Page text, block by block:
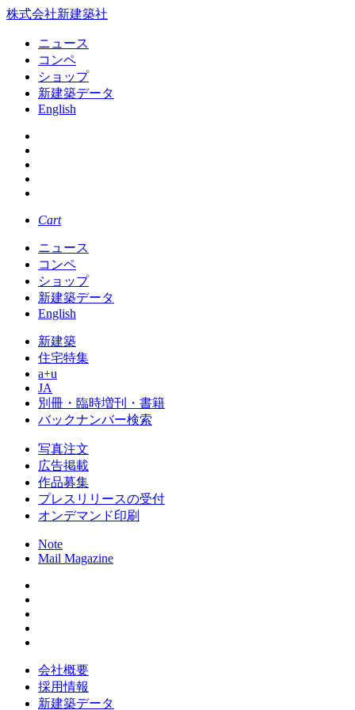
株式会社新建築社
ニュース
コンペ
ショップ
新建築データ
English
Cart
ニュース
コンペ
ショップ
新建築データ
English
新建築
住宅特集
a+u
JA
別冊・臨時増刊・書籍
バックナンバー検索
写真注文
広告掲載
作品募集
プレスリリースの受付
オンデマンド印刷
Note
Mail Magazine
会社概要
採用情報
新建築データ